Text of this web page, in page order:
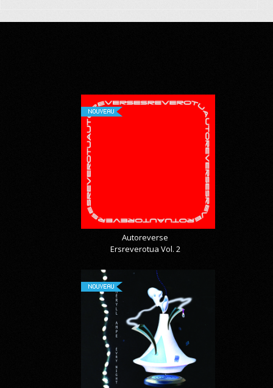
NOUVEAU
Autoreverse
Ersreverotua Vol. 2
NOUVEAU